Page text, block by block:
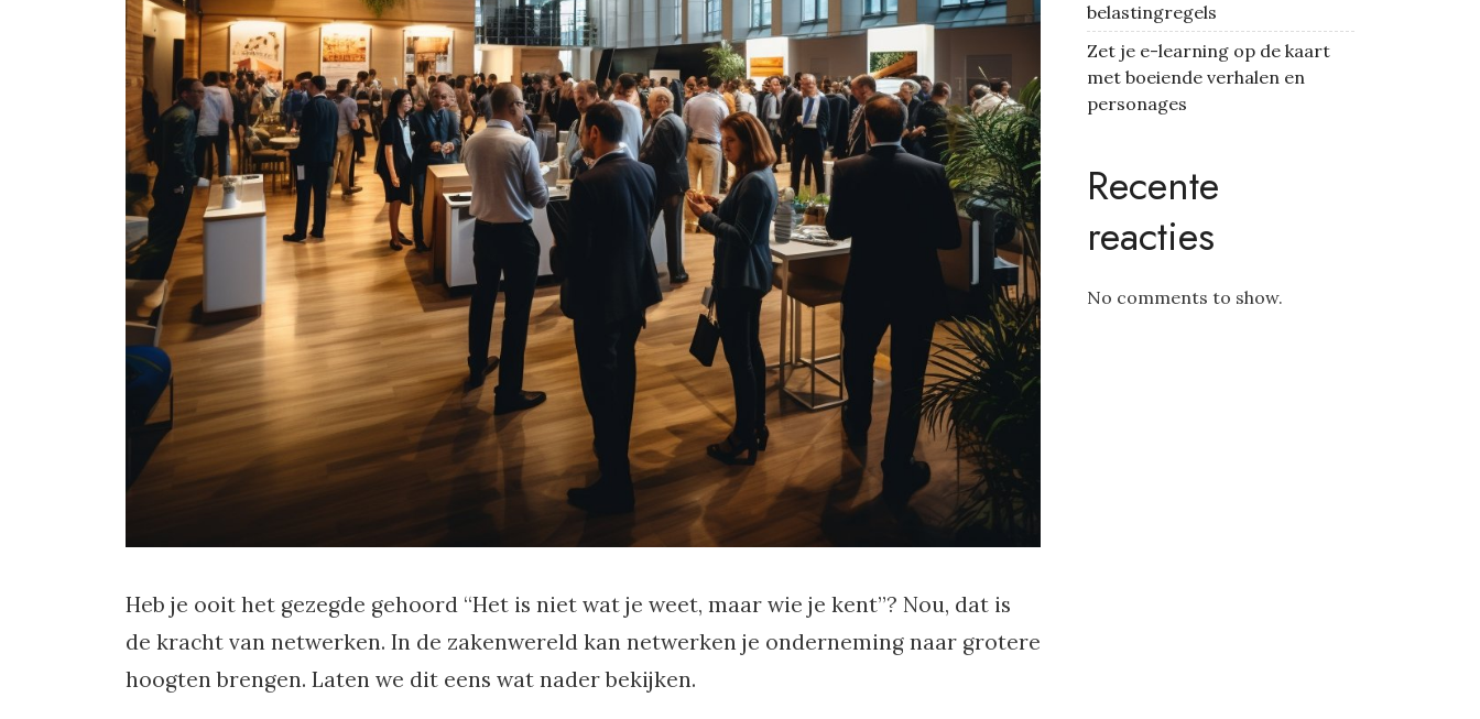
Heb je ooit het gezegde gehoord “Het is niet wat je weet, maar wie je kent”? Nou, dat is
de kracht van netwerken. In de zakenwereld kan netwerken je onderneming naar grotere
hoogten brengen. Laten we dit eens wat nader bekijken.
belastingregels
Zet je e-learning op de kaart
met boeiende verhalen en
personages
Recente
reacties
No comments to show.